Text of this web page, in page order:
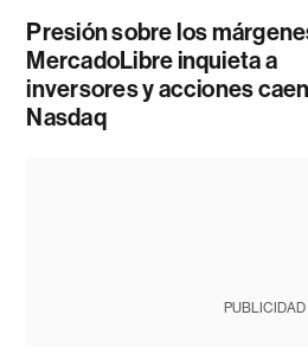
Presión sobre los
MercadoLibre inquieta a
inversores y acciones
Nasdaq
PUBLICIDAD